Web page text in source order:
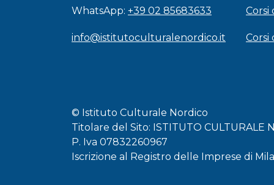
WhatsApp: +39 02 85683633
info@istitutoculturalenordico.it
Corsi
Corsi
© Istituto Culturale Nordico
Titolare del Sito: ISTITUTO CULTURALE
P. Iva 07832260967
Iscrizione al Registro delle Imprese di